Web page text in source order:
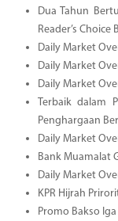
Dua Tahun
Reader’s
Daily Market
Daily Market
Daily Market
Terbaik dalam
Penghargaan
Daily Market
Bank Muamalat
Daily Market
KPR Hijrah
Promo Bakso